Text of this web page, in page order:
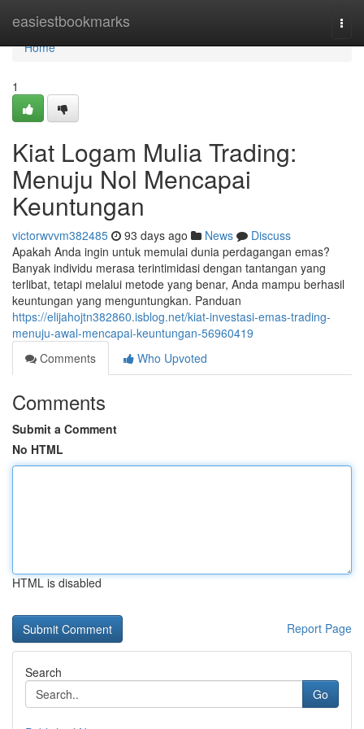
easiestbookmarks
Home
Home
1
Kiat Logam Mulia Trading:
Menuju Nol Mencapai
Keuntungan
victorwvvm382485 93 days ago News
Discuss
Apakah Anda ingin untuk memulai dunia perdagangan emas?
Banyak individu merasa terintimidasi dengan tantangan yang
terlibat, tetapi melalui metode yang benar, Anda mampu berhasil
keuntungan yang menguntungkan. Panduan
https://elijahojtn382860.isblog.net/kiat-investasi-emas-trading-
menuju-awal-mencapai-keuntungan-56960419
Comments
Who Upvoted
Comments
Submit a Comment
No HTML
HTML is disabled
Report Page
Search
Go